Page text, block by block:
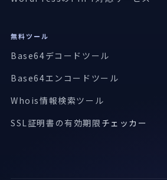
無料ツール
Base64デコードツール
Base64エンコードツール
Whois情報検索ツール
SSL証明書の有効期限 チェッカー